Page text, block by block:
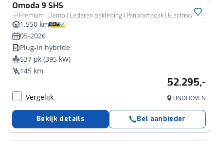
Omoda 9 SHS
-P Premium | Demo | Lederen bekleding | Panoramadak | Electrische stoelen met geheugen | Sony audio systeem| 360 graden camera |
1.550 km
05-2026
Plug-in hybride
537 pk (395 kW)
145 km
52.295,-
Vergelijk EINDHOVEN
Bekijk details Bel aanbieder